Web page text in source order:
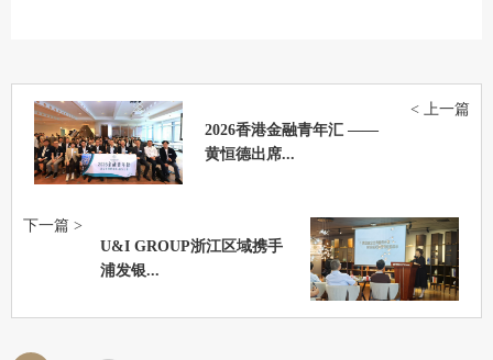
2026香港金融青年汇 ——
黄恒德出席...
< 上一篇
U&I GROUP浙江区域携手
浦发银...
下一篇 >